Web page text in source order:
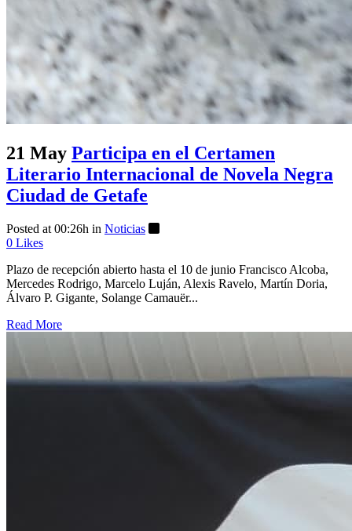
21 May Participa en el Certamen
Literario Internacional de Novela Negra
Ciudad de Getafe
Posted at 00:26h in Noticias
0 Likes
Plazo de recepción abierto hasta el 10 de junio Francisco Alcoba,
Mercedes Rodrigo, Marcelo Luján, Alexis Ravelo, Martín Doria,
Álvaro P. Gigante, Solange Camauër...
Read More